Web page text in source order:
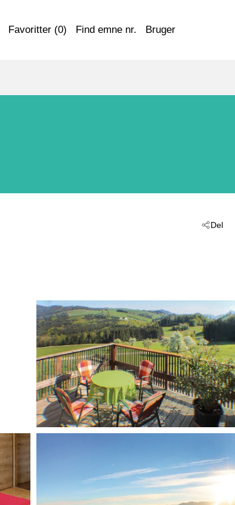
Favoritter (0) Find emne nr. Bruger
Del